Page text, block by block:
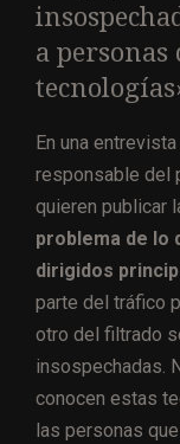
a personas
En una
responsable del
quieren publicar
problema de lo
dirigidos
parte del tráfico
otro del filtrado
insospechadas.
conocen estas
las personas